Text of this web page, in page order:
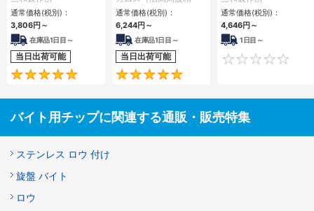
通常価格(税別)：
3,806円 ～
在庫品1日目～
当日出荷可能
5
密）
通常価格(税別)：
6,244円 ～
在庫品1日目～
当日出荷可能
通常価格(税別)：
4,646円 ～
1日目～
バイト用チップに関連する通販・販売特集
ステンレス ロウ 付け
旋盤 バイト
ロウ